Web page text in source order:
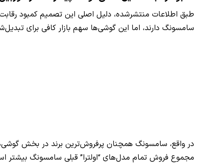
سامسونگ دارند، اما این گوشی‌ها سهم بازار کافی برای
مجموع فروش تمام مدل‌های “اولترا” قبلی سامسونگ بیشتر